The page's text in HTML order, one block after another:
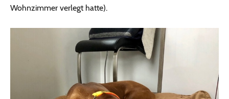
Wohnzimmer verlegt hatte).